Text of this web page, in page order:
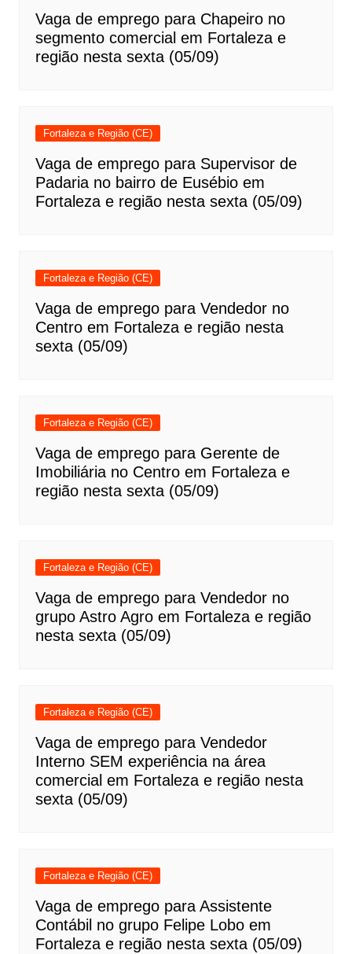
Vaga de emprego para Chapeiro no
segmento comercial em Fortaleza e
região nesta sexta (05/09)
Fortaleza e Região (CE)
Vaga de emprego para Supervisor de
Padaria no bairro de Eusébio em
Fortaleza e região nesta sexta (05/09)
Fortaleza e Região (CE)
Vaga de emprego para Vendedor no
Centro em Fortaleza e região nesta
sexta (05/09)
Fortaleza e Região (CE)
Vaga de emprego para Gerente de
Imobiliária no Centro em Fortaleza e
região nesta sexta (05/09)
Fortaleza e Região (CE)
Vaga de emprego para Vendedor no
grupo Astro Agro em Fortaleza e região
nesta sexta (05/09)
Fortaleza e Região (CE)
Vaga de emprego para Vendedor
Interno SEM experiência na área
comercial em Fortaleza e região nesta
sexta (05/09)
Fortaleza e Região (CE)
Vaga de emprego para Assistente
Contábil no grupo Felipe Lobo em
Fortaleza e região nesta sexta (05/09)